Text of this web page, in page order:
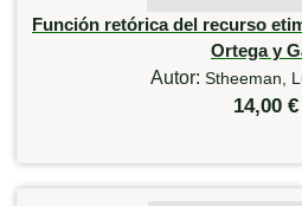
Función retórica del recurso
Ortega y
Autor: Stheeman,
14,00 €